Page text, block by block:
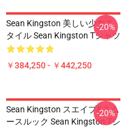
Sean Kingston 美しい少女ス
タイル Sean Kingston Tシャツ
￥384,250 - ￥442,250
-20%
Sean Kingston スエイブ&スム
ースルック Sean Kingston Tシ
-20%